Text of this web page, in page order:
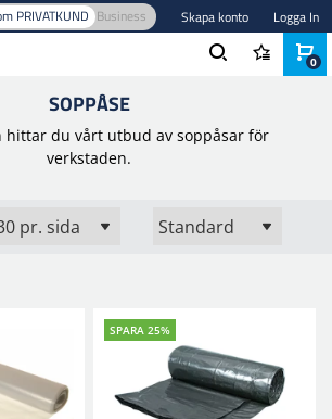
PRIVATKUND Business Skapa konto Logga In
SOPPÅSE
hittar du vårt utbud av soppåsar för
verkstaden.
SPARA 25%
0